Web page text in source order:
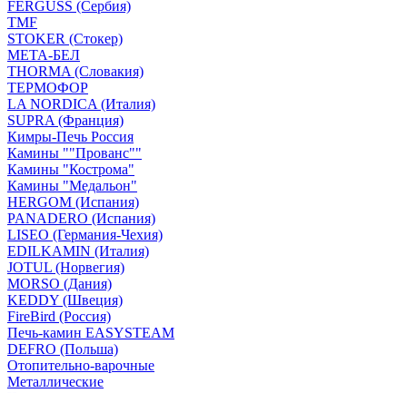
FERGUSS (Сербия)
TMF
STOKER (Стокер)
МЕТА-БЕЛ
THORMA (Словакия)
ТЕРМОФОР
LA NORDICA (Италия)
SUPRA (Франция)
Кимры-Печь Россия
Камины ""Прованс""
Камины "Кострома"
Камины "Медальон"
HERGOM (Испания)
PANADERO (Испания)
LISEO (Германия-Чехия)
EDILKAMIN (Италия)
JOTUL (Норвегия)
MORSO (Дания)
KEDDY (Швеция)
FireBird (Россия)
Печь-камин EASYSTEAM
DEFRO (Польша)
Отопительно-варочные
Металлические